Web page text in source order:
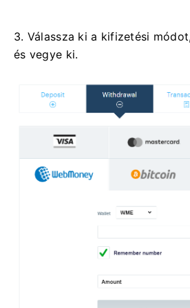
3. Válassza ki a kifizetési
és vegye ki.